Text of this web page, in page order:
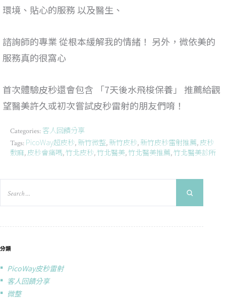
環境、貼心的服務 以及醫生、
諮詢師的專業 從根本緩解我的情緒！ 另外，微依美的
服務真的很窩心
首次體驗皮秒還會包含 「7天後水飛梭保養」 推薦給觀
望醫美許久或初次嘗試皮秒雷射的朋友們唷！
Categories: 客人回饋分享
Tags: PicoWay超皮秒, 新竹微整, 新竹皮秒, 新竹皮秒雷射推薦, 皮秒
敷麻, 皮秒會痛嗎,竹北皮秒,竹北醫美,竹北醫美推薦,竹北醫美診所
分類
PicoWay皮秒雷射
客人回饋分享
微整